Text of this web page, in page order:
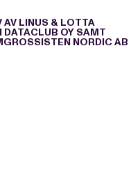
AV LINUS & LOTTA
DATACLUB OY SAMT
NORDIC AB